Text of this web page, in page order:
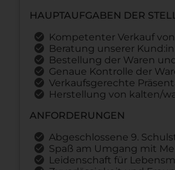
HAUPTAUFGABEN DER
Kompetenter Verkauf
Beratung unserer
Bestellung der Waren
Genaue Kontrolle der
Verkaufsgerechte
Herstellung von kalten/
ANFORDERUNGEN
Abgeschlossene 9.
Spaß am Umgang mit
Leidenschaft für